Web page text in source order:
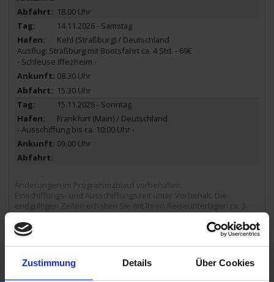
Zustimmung Details Über Cookies
18.00 Uhr
14.11.2026 - Samstag
Kehl (Straßburg) / Deutschland
Ausflug: Straßburg mit Bootsfahrt ca. 4 Std. - 69€
- Schleuse Iffezheim -
08.30 Uhr
15.30 Uhr
15.11.2026 - Sonntag
Frankfurt (Main) / Deutschland
- Ausschiffung bis ca. 10:00 Uhr -
09.00 Uhr
Änderungen im Programmablauf vorbehalten
Einschiffungs- und Ausschiffungszeit unter Vorbehalt. Die
endgültigen Zeiten erhalten Sie mit Ihren Reiseunterlagen ca. 3
Wochen vor Reisebeginn.
Das ausführliche Ausflugsprogramm zu dieser
Reise finden Sie hier.